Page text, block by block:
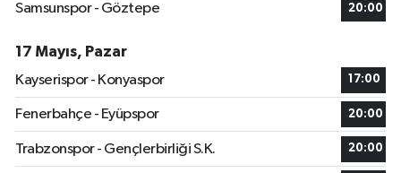
Samsunspor - Göztepe 20:00
17 Mayıs, Pazar
Kayserispor - Konyaspor
17:00
Fenerbahçe - Eyüpspor 20:00
Trabzonspor - Gençlerbirliği S.K. 20:00